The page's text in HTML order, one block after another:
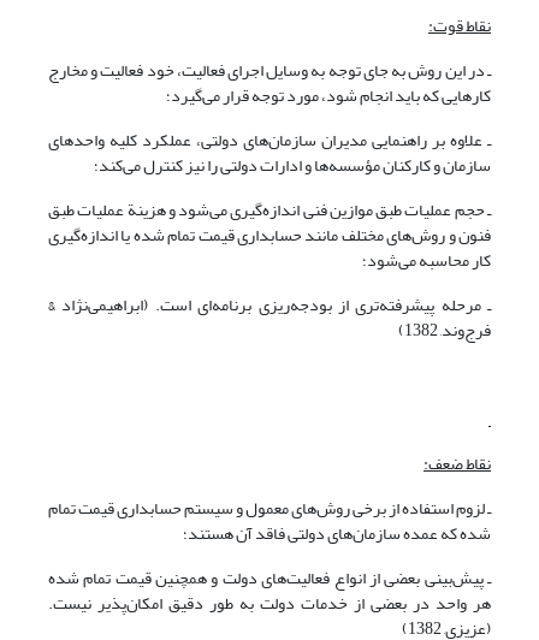
نقاط قوت:
ـ در این روش به جای توجه به وسایل اجرای فعالیت، خود فعالیت و مخارج
کارهایی که باید انجام شود، مورد توجه قرار می‌گیرد؛
ـ علاوه بر راهنمایی مدیران سازمان‌های دولتی، عملکرد کلیه واحدهای
سازمان و کارکنان مؤسسه‌ها و ادارات دولتی را نیز کنترل می‌کند؛
ـ حجم عملیات طبق موازین فنی اندازه‌گیری می‌شود و هزینة عملیات طبق
فنون و روش‌های مختلف مانند حسابداری قیمت تمام شده یا اندازه‌گیری
کار محاسبه می‌شود؛
ـ مرحله پیشرفته‌تری از بودجه‌ریزی برنامه‌ای است. (ابراهیمی‌نژاد &
فرج‌وند, 1382)
نقاط ضعف:
ـ لزوم استفاده از برخی روش‌های معمول و سیستم حسابداری قیمت تمام
شده که عمده سازمان‌های دولتی فاقد آن هستند؛
ـ پیش‌بینی بعضی از انواع فعالیت‌های دولت و همچنین قیمت تمام شده
هر واحد در بعضی از خدمات دولت به طور دقیق امکان‌پذیر نیست.
(عزیزی, 1382)